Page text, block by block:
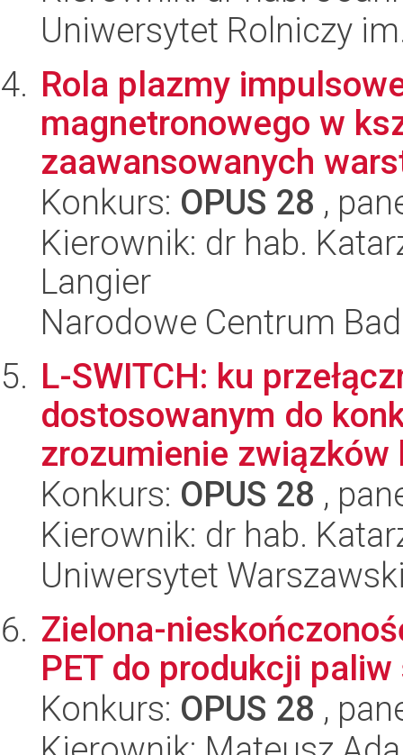
Uniwersytet Rolniczy
Rola plazmy
magnetronowego w
zaawansowanych
Konkurs: OPUS 28 ,
Kierownik: dr hab.
Langier
Narodowe Centrum
L-SWITCH: ku
dostosowanym do
zrozumienie
Konkurs: OPUS 28 ,
Kierownik: dr hab.
Uniwersytet
Zielona-
PET do produkcji paliw
Konkurs: OPUS 28 ,